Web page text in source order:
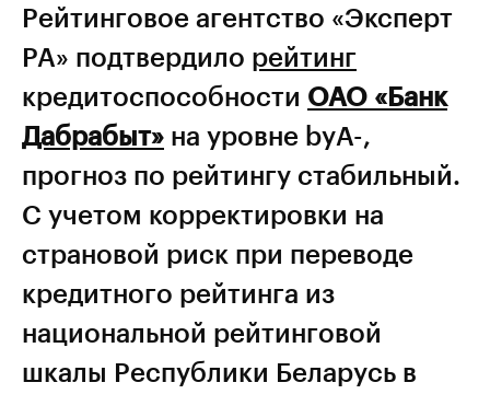
Рейтинговое агентство «Эксперт
РА» подтвердило рейтинг
кредитоспособности ОАО «Банк
Дабрабыт» на уровне byA-,
прогноз по рейтингу стабильный.
С учетом корректировки на
страновой риск при переводе
кредитного рейтинга из
национальной рейтинговой
шкалы Республики Беларусь в